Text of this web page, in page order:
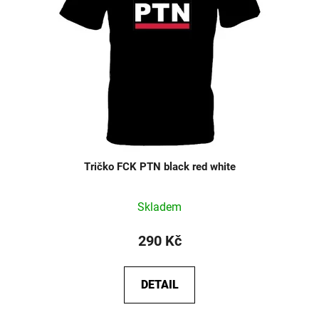
Tričko FCK PTN black red white
Skladem
290 Kč
DETAIL